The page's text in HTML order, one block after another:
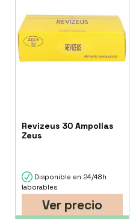
Revizeus 30 Ampollas
Zeus
Disponible en 24/48h
laborables
Ver precio